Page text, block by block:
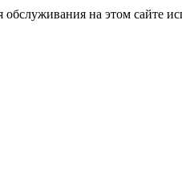
на этом сайте